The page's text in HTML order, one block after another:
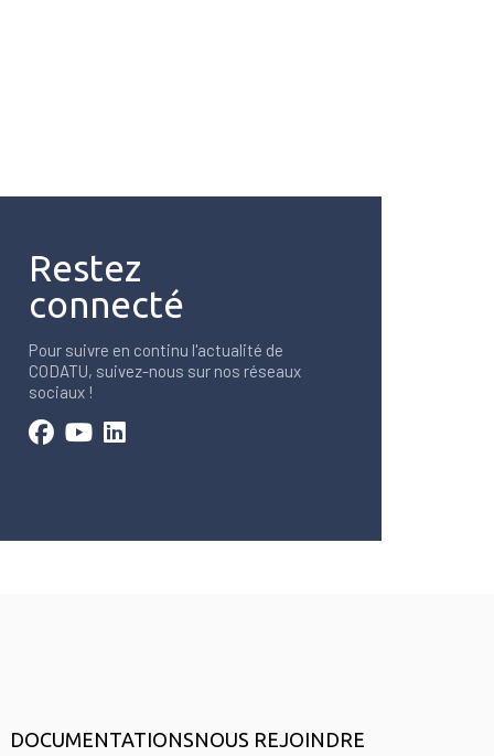
Restez
connecté
Pour suivre en continu l'actualité de
CODATU, suivez-nous sur nos réseaux
sociaux !
DOCUMENTATIONSNOUS REJOINDRE